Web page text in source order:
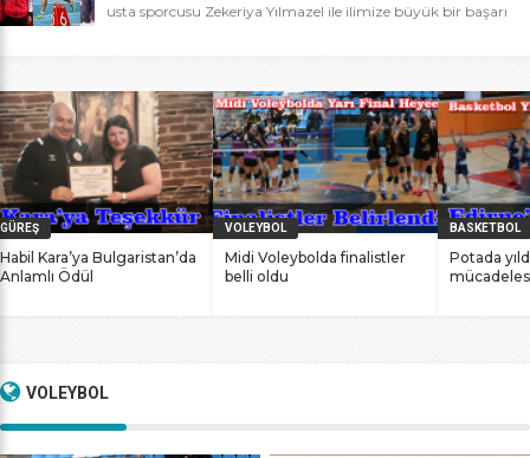
usta sporcusu Zekeriya Yılmazel ile ilimize büyük bir başarı
başarılarına yenilerini ekledi. İstanbul Ataköy’de 11-12 Mart
2017 tarihlerinde düzenlenen Masterlar […]
GÜREŞ
Habil Kara’ya Bulgaristan’da
Anlamlı Ödül
VOLEYBOL
Midi Voleybolda finalistler
belli oldu
BASKETBOL
Potada
VOLEYBOL